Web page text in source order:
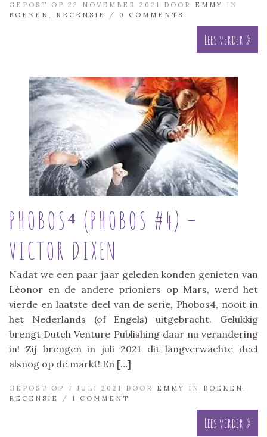
GEPOST OP 22 NOVEMBER 2021 DOOR EMMY
IN
BOEKEN , RECENSIE / 0 COMMENTS
Lees verder »
PHOBOS⁴ (PHOBOS #4) –
VICTOR DIXEN
Nadat we een paar jaar geleden konden genieten van
Léonor en de andere prioniers op Mars, werd het
vierde en laatste deel van de serie, Phobos4, nooit in
het Nederlands (of Engels) uitgebracht. Gelukkig
brengt Dutch Venture Publishing daar nu verandering
in! Zij brengen in juli 2021 dit langverwachte deel
alsnog op de markt! En […]
GEPOST OP 7 JULI 2021 DOOR EMMY IN BOEKEN ,
RECENSIE
/ 1 COMMENT
Lees verder »